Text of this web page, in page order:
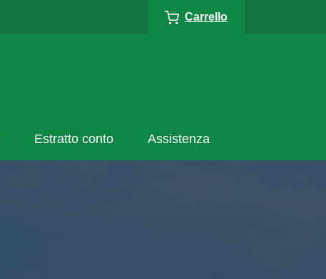
Carrello
Estratto conto Assistenza